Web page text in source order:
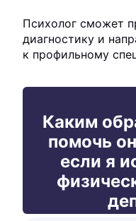
Психолог сможет
диагностику и
к профильному
Каким
помочь
если я